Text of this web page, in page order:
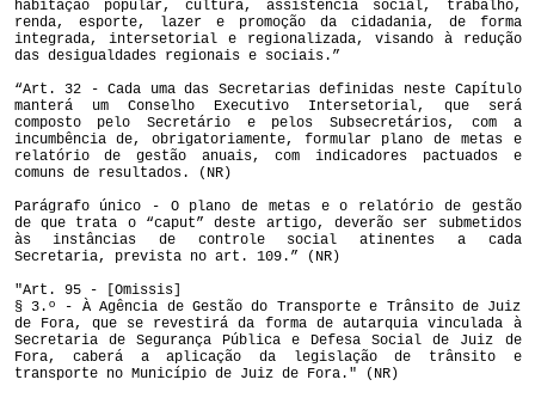
habitação popular, cultura, assistência social, trabalho,
renda, esporte, lazer e promoção da cidadania, de forma
integrada, intersetorial e regionalizada, visando à redução
das desigualdades regionais e sociais.”
“Art. 32 - Cada uma das Secretarias definidas neste Capítulo
manterá um Conselho Executivo Intersetorial, que será
composto pelo Secretário e pelos Subsecretários, com a
incumbência de, obrigatoriamente, formular plano de metas e
relatório de gestão anuais, com indicadores pactuados e
comuns de resultados. (NR)
Parágrafo único - O plano de metas e o relatório de gestão
de que trata o “caput” deste artigo, deverão ser submetidos
às instâncias de controle social atinentes a cada
Secretaria, prevista no art. 109.” (NR)
"Art. 95 - [Omissis]
§ 3.º - À Agência de Gestão do Transporte e Trânsito de Juiz
de Fora, que se revestirá da forma de autarquia vinculada à
Secretaria de Segurança Pública e Defesa Social de Juiz de
Fora, caberá a aplicação da legislação de trânsito e
transporte no Município de Juiz de Fora." (NR)